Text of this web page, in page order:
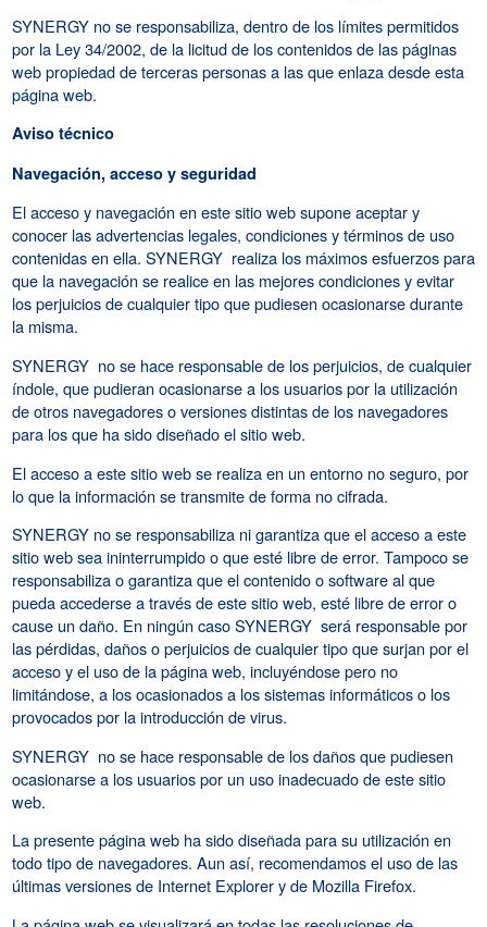
SYNERGY no se responsabiliza, dentro de los límites permitidos
por la Ley 34/2002, de la licitud de los contenidos de las páginas
web propiedad de terceras personas a las que enlaza desde esta
página web.
Aviso técnico
Navegación, acceso y seguridad
El acceso y navegación en este sitio web supone aceptar y
conocer las advertencias legales, condiciones y términos de uso
contenidas en ella. SYNERGY realiza los máximos esfuerzos para
que la navegación se realice en las mejores condiciones y evitar
los perjuicios de cualquier tipo que pudiesen ocasionarse durante
la misma.
SYNERGY no se hace responsable de los perjuicios, de cualquier
índole, que pudieran ocasionarse a los usuarios por la utilización
de otros navegadores o versiones distintas de los navegadores
para los que ha sido diseñado el sitio web.
El acceso a este sitio web se realiza en un entorno no seguro, por
lo que la información se transmite de forma no cifrada.
SYNERGY no se responsabiliza ni garantiza que el acceso a este
sitio web sea ininterrumpido o que esté libre de error. Tampoco se
responsabiliza o garantiza que el contenido o software al que
pueda accederse a través de este sitio web, esté libre de error o
cause un daño. En ningún caso SYNERGY será responsable por
las pérdidas, daños o perjuicios de cualquier tipo que surjan por el
acceso y el uso de la página web, incluyéndose pero no
limitándose, a los ocasionados a los sistemas informáticos o los
provocados por la introducción de virus.
SYNERGY no se hace responsable de los daños que pudiesen
ocasionarse a los usuarios por un uso inadecuado de este sitio
web.
La presente página web ha sido diseñada para su utilización en
todo tipo de navegadores. Aun así, recomendamos el uso de las
últimas versiones de Internet Explorer y de Mozilla Firefox.